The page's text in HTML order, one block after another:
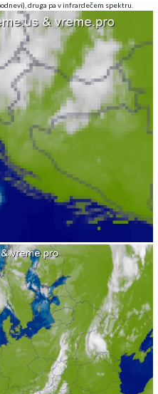
druga pa v infrardečem spektru.